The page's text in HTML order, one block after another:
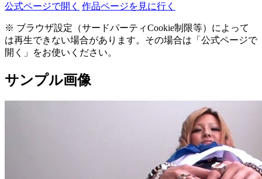
公式ページで開く 作品ページを見に行く
※ ブラウザ設定（サードパーティCookie制限等）によって
は再生できない場合があります。その場合は「公式ページで
開く」をお使いください。
サンプル画像